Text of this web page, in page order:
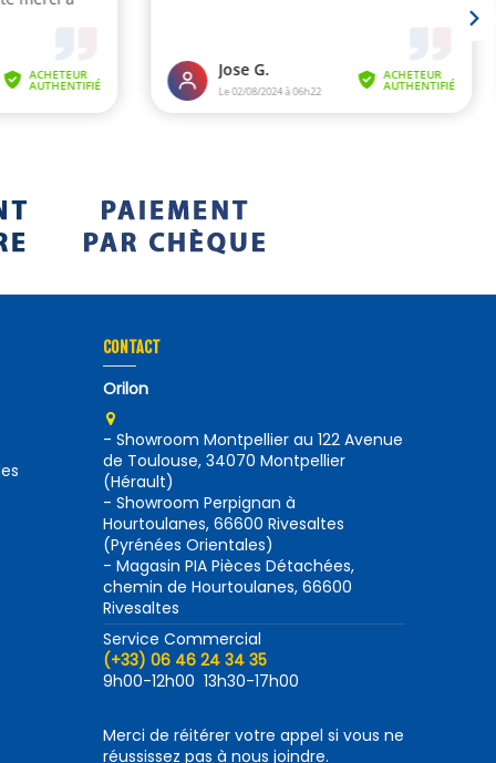
CONTACT
Orilon
- Showroom Montpellier au 122 Avenue
de Toulouse, 34070 Montpellier
(Hérault)
- Showroom Perpignan à
Hourtoulanes, 66600 Rivesaltes
(Pyrénées Orientales)
- Magasin PIA Pièces Détachées,
chemin de Hourtoulanes, 66600
Rivesaltes
Service Commercial
(+33) 06 46 24 34 35
9h00-12h00 13h30-17h00
Merci de réitérer votre appel si vous ne
réussissez pas à nous joindre.